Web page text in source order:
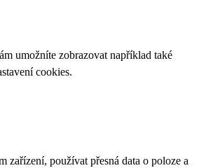
umožníte zobrazovat například také
cookies.
zařízení, používat přesná data o poloze a